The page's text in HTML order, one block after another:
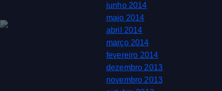
junho 2014
maio 2014
abril 2014
março 2014
fevereiro 2014
dezembro 2013
novembro 2013